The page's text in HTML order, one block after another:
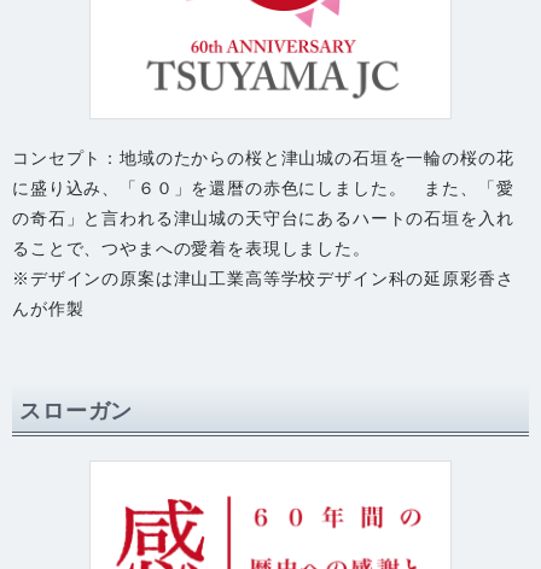
コンセプト：地域のたからの桜と津山城の石垣を一輪の桜の花
に盛り込み、「６０」を還暦の赤色にしました。 また、「愛
の奇石」と言われる津山城の天守台にあるハートの石垣を入れ
ることで、つやまへの愛着を表現しました。
※デザインの原案は津山工業高等学校デザイン科の延原彩香さ
んが作製
スローガン